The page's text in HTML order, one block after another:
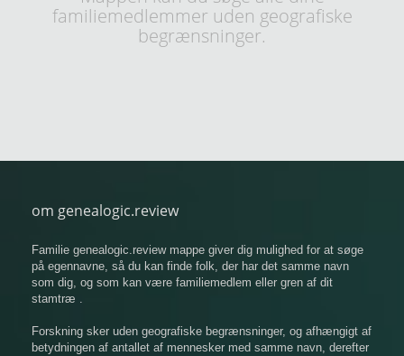
familiemedlemmer uden geografiske
begrænsninger.
om genealogic.review
Familie genealogic.review mappe giver dig mulighed for at søge
på egennavne, så du kan finde folk, der har det samme navn
som dig, og som kan være familiemedlem eller gren af ​​dit
stamtræ .
Forskning sker uden geografiske begrænsninger, og afhængigt af
betydningen af ​​antallet af mennesker med samme navn, derefter